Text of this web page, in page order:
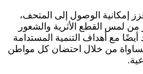
إمكانية الوصول إلى المتحف،
لمس القطع الأثرية والشعور
مع أهداف التنمية المستدامة
من خلال احتضان كل مواطن